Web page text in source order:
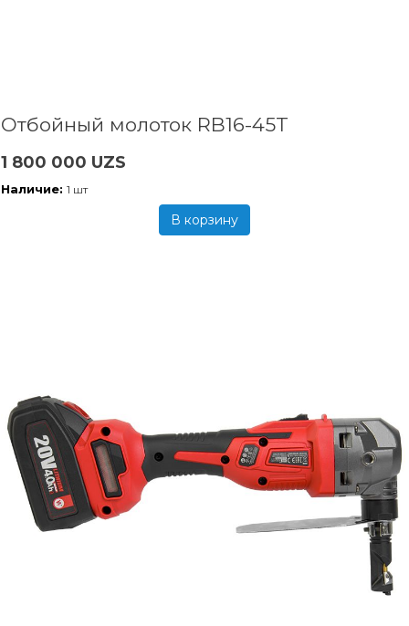
Отбойный молоток RB16-45T
1 800 000 UZS
Наличие: 1 шт
В корзину